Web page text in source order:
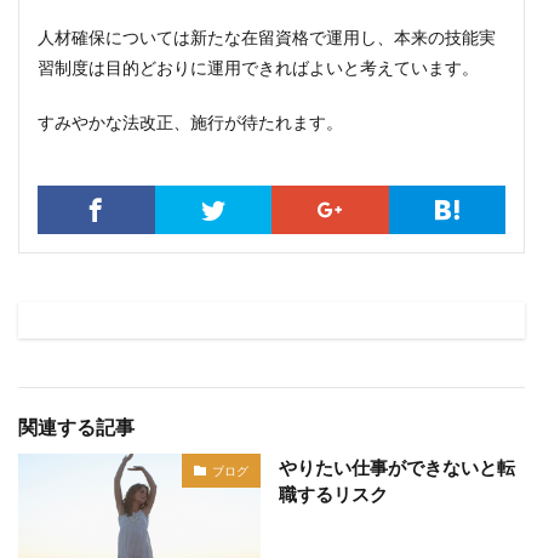
人材確保については新たな在留資格で運用し、本来の技能実
習制度は目的どおりに運用できればよいと考えています。
すみやかな法改正、施行が待たれます。
関連する記事
ブログ
やりたい仕事ができないと転
職するリスク